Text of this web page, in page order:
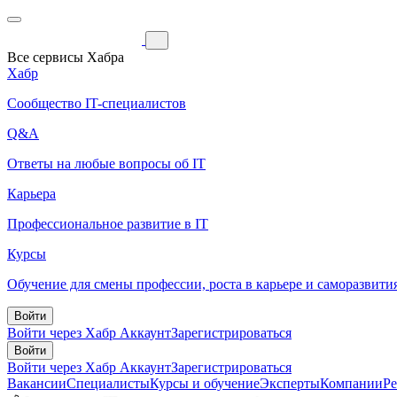
Все сервисы Хабра
Хабр
Сообщество IT-специалистов
Q&A
Ответы на любые вопросы об IT
Карьера
Профессиональное развитие в IT
Курсы
Обучение для смены профессии, роста в карьере и
Войти
Войти через Хабр АккаунтЗарегистрироваться
Войти
Войти через Хабр АккаунтЗарегистрироваться
ВакансииСпециалистыКурсы и обучениеЭкспертыКомпании